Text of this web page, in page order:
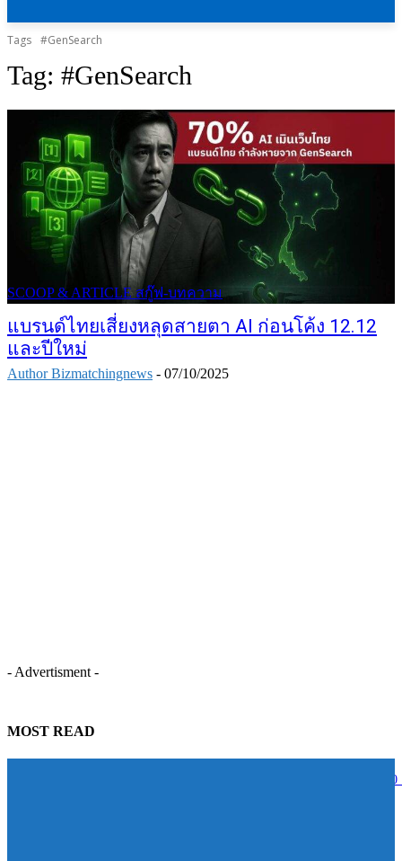
Tags #GenSearch
Tag: #GenSearch
SCOOP & ARTICLE สกู๊ฟ-บทความ
แบรนด์ไทยเสี่ยงหลุดสายตา AI ก่อนโค้ง 12.12
และปีใหม่
Author Bizmatchingnews - 07/10/2025
- Advertisment -
MOST READ
STECON ปลื้มนักลงทุนตอบรับหุ้นกู้เกินเป้าหมาย ระดมทุนสำเร็จ